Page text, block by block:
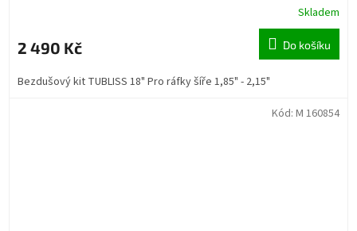
Skladem
2 490 Kč Do košíku
Bezdušový kit TUBLISS 18" Pro ráfky šíře 1,85" - 2,15"
Kód: M 160854